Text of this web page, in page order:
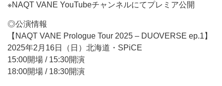
※NAQT VANE YouTubeチャンネルにてプレミア公開
◎公演情報
【NAQT VANE Prologue Tour 2025 – DUOVERSE ep.1】
2025年2月16日（日）北海道・SPiCE
15:00開場 / 15:30開演
18:00開場 / 18:30開演